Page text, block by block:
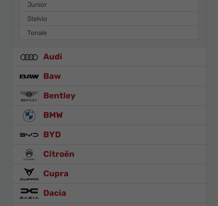
Junior
Stelvio
Tonale
Audi
Baw
Bentley
BMW
BYD
Citroën
Cupra
Dacia